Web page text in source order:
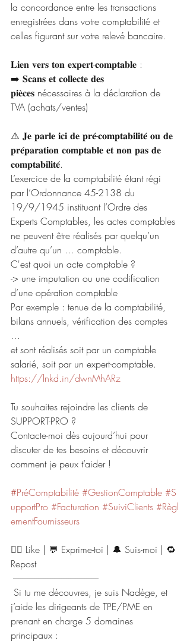
la concordance entre les transactions
enregistrées dans votre comptabilité et
celles figurant sur votre relevé bancaire.
𝐋𝐢𝐞𝐧 𝐯𝐞𝐫𝐬 𝐭𝐨𝐧 𝐞𝐱𝐩𝐞𝐫𝐭-𝐜𝐨𝐦𝐩𝐭𝐚𝐛𝐥𝐞 :
➡️ 𝐒𝐜𝐚𝐧𝐬 𝐞𝐭 𝐜𝐨𝐥𝐥𝐞𝐜𝐭𝐞 𝐝𝐞𝐬
𝐩𝐢𝐞̀𝐜𝐞𝐬 nécessaires à la déclaration de
TVA (achats/ventes)
⚠️ 𝐉𝐞 𝐩𝐚𝐫𝐥𝐞 𝐢𝐜𝐢 𝐝𝐞 𝐩𝐫𝐞́-𝐜𝐨𝐦𝐩𝐭𝐚𝐛𝐢𝐥𝐢𝐭𝐞́ 𝐨𝐮 𝐝𝐞
𝐩𝐫𝐞́𝐩𝐚𝐫𝐚𝐭𝐢𝐨𝐧 𝐜𝐨𝐦𝐩𝐭𝐚𝐛𝐥𝐞 𝐞𝐭 𝐧𝐨𝐧 𝐩𝐚𝐬 𝐝𝐞
𝐜𝐨𝐦𝐩𝐭𝐚𝐛𝐢𝐥𝐢𝐭𝐞́.
L’exercice de la comptabilité étant régi
par l’Ordonnance 45-2138 du
19/9/1945 instituant l’Ordre des
Experts Comptables, les actes comptables
ne peuvent être réalisés par quelqu’un
d’autre qu’un … comptable.
C'est quoi un acte comptable ?
-> une imputation ou une codification
d’une opération comptable
Par exemple : tenue de la comptabilité,
bilans annuels, vérification des comptes
…
et sont réalisés soit par un comptable
salarié, soit par un expert-comptable.
https://lnkd.in/dwnMhARz
Tu souhaites rejoindre les clients de
SUPPORT-PRO ?
Contacte-moi dès aujourd’hui pour
discuter de tes besoins et découvrir
comment je peux t’aider !
#PréComptabilité #GestionComptable #S
upportPro #Facturation #SuiviClients #Règl
ementFournisseurs
👍🏻 Like | 💬 Exprime-toi | 🔔 Suis-moi | 🔁
Repost
------------------------------------------------
Si tu me découvres, je suis Nadège, et
j’aide les dirigeants de TPE/PME en
prenant en charge 5 domaines
principaux :